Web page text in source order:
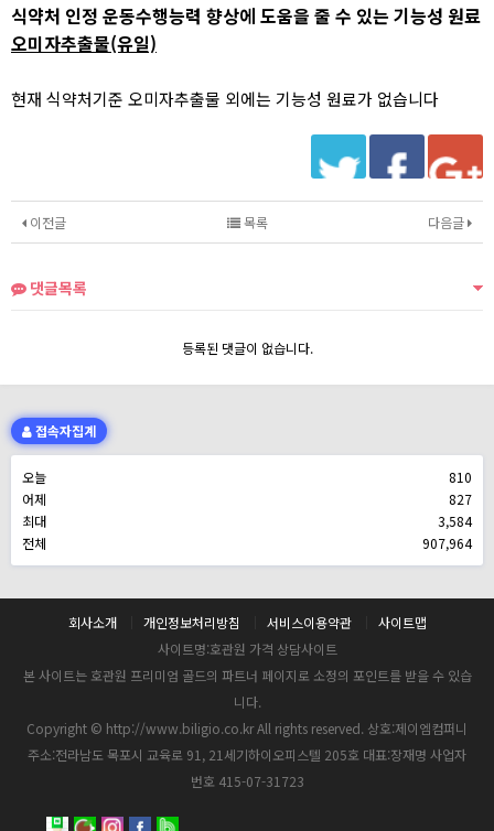
식약처 인정 운동수행능력 향상에 도움을 줄 수 있는 기능성 원료
오미자추출물(유일)
현재 식약처기준 오미자추출물 외에는 기능성 원료가 없습니다
이전글 다음글
목록
댓글목록
등록된 댓글이 없습니다.
접속자집계
오늘
810
어제
827
최대
3,584
전체
907,964
회사소개 개인정보처리방침 서비스이용약관
사이트맵
사이트명:호관원 가격 상담사이트
본 사이트는 호관원 프리미엄 골드의 파트너 페이지로 소정의 포인트를 받을 수 있습
니다.
Copyright © http://www.biligio.co.kr All rights reserved. 상호:제이엠컴퍼니
주소:전라남도 목포시 교육로 91, 21세기하이오피스텔 205호 대표:장재명 사업자
번호 415-07-31723